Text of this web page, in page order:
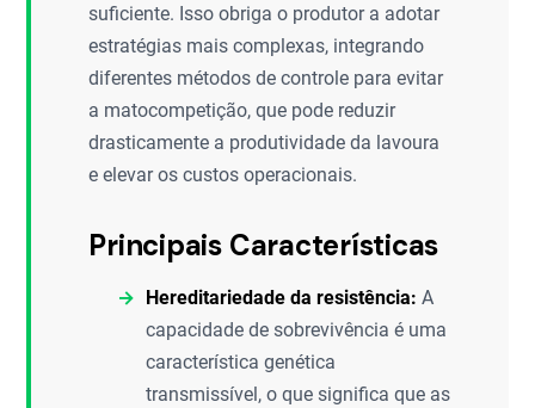
suficiente. Isso obriga o produtor a adotar
estratégias mais complexas, integrando
diferentes métodos de controle para evitar
a matocompetição, que pode reduzir
drasticamente a produtividade da lavoura
e elevar os custos operacionais.
Principais Características
Hereditariedade da resistência: A
capacidade de sobrevivência é uma
característica genética
transmissível, o que significa que as